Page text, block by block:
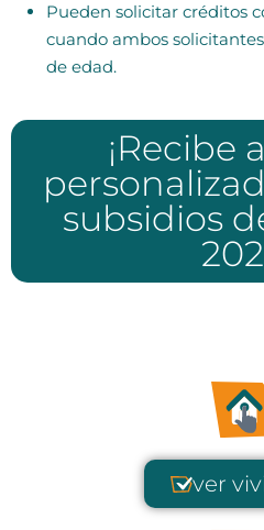
Pueden solicitar créditos
cuando ambos
de edad.
¡Recibe
subsidios
ver